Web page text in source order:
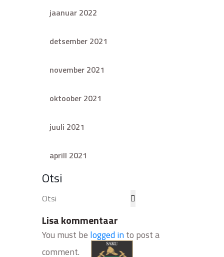
jaanuar 2022
detsember 2021
november 2021
oktoober 2021
juuli 2021
aprill 2021
Otsi
Lisa kommentaar
You must be logged into post a
comment.